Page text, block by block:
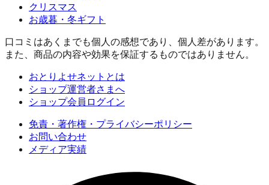
クリスマス
お歳暮・冬ギフト
口コミはあくまでも個人の感想であり、個人差があります。
また、商品の内容や効果を保証するものではありません。
おとりよせネットとは
ショップ運営者さまへ
ショップ会員ログイン
免責・著作権・プライバシーポリシー
お問い合わせ
メディア実績